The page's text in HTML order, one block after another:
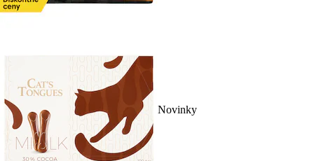
Novinky